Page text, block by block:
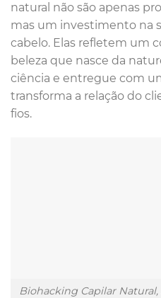
natural não são apenas
mas um investimento na
cabelo. Elas refletem um
beleza que nasce da
ciência e entregue com
transforma a relação do
fios.
Biohacking Capilar Natural,